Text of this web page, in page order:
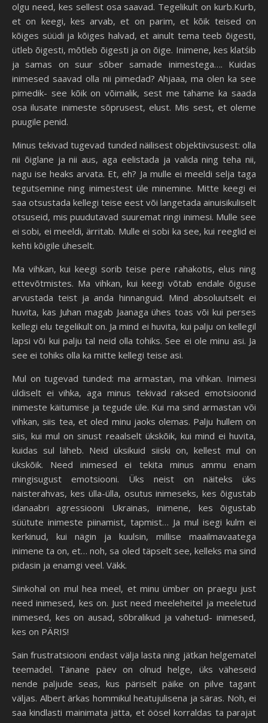
olgu need, kes sellest osa saavad. Tegelikult on kurb.Kurb,
et on keegi, kes arvab, et on parim, et kõik teised on
kõiges süüdi ja kõiges halvad, et ainult tema teeb õigesti,
ütleb õigesti, mõtleb õigesti ja on õige. Inimene, kes klatśib
ja samas on suur sõber samade inimestega…. Kuidas
inimesed saavad olla nii pimedad? Ahjaaa, ma olen ka see
pimedik- see kõik on võimalik, sest me tahame ka saada
osa ilusate inimeste sõprusest, elust. Mis sest, et oleme
puugile penid.
Minus tekivad tugevad tunded näilisest objektiivsusest: olla
nii õiglane ja nii aus, aga eelistada ja valida ning teha nii,
nagu ise heaks arvata. Et, eh? Ja mulle ei meeldi selja taga
tegutsemine ning inimestest üle minemine. Mitte keegi ei
saa otsustada kellegi teise eest või langetada ainuisikuliselt
otsuseid, mis puudutavad suuremat ringi inimesi. Mulle see
ei sobi, ei meeldi, ärritab. Mulle ei sobi ka see, kui reeglid ei
kehti kõigile üheselt.
Ma vihkan, kui keegi sorib teise pere rahakotis, elus ning
ettevõtmistes. Ma vihkan, kui keegi võtab endale õiguse
arvustada teist ja anda hinnanguid. Mind absoluutselt ei
huvita, kas Juhan magab Jaanaga ühes toas või kui perses
kellegi elu tegelikult on. Ja mind ei huvita, kui palju on kellegil
lapsi või kui palju tal neid olla tohiks. See ei ole minu asi. Ja
see ei tohiks olla ka mitte kellegi teise asi.
Mul on tugevad tunded: ma armastan, ma vihkan. Inimesi
üldiselt ei vihka, aga minus tekivad raksed emotsioonid
inimeste käitumise ja tegude üle. Kui ma sind armastan või
vihkan, siis tea, et oled minu jaoks olemas. Palju hullem on
siis, kui mul on sinust reaalselt ükskõik, kui mind ei huvita,
kuidas sul läheb. Neid üksikuid siiski on, kellest mul on
ükskõik. Need inimesed ei tekita minus ammu enam
mingisugust emotsiooni. Üks neist on näiteks üks
naisterahvas, kes ülla-ülla, osutus inimeseks, kes õigustab
idanaabri agressiooni Ukrainas, inimene, kes õigustab
süütute inimeste piinamist, tapmist… Ja mul isegi kulm ei
kerkinud, kui nägin ja kuulsin, millise maailmavaatega
inimene ta on, et… noh, sa oled täpselt see, kelleks ma sind
pidasin ja enamgi veel. Väkk.
Siinkohal on mul hea meel, et minu ümber on praegu just
need inimesed, kes on. Just need meeleheitel ja meeletud
inimesed, kes on ausad, sõbralikud ja vahetud- inimesed,
kes on PÄRIS!
Sain frustratsiooni endast välja lasta ning jätkan helgematel
teemadel. Tänane päev on olnud helge, üks väheseid
nende paljude seas, kus päriselt päike on pilve tagant
väljas. Albert ärkas hommikul heatujulisena ja säras. Noh, ei
saa kindlasti mainimata jätta, et öösel korraldas ta parajat